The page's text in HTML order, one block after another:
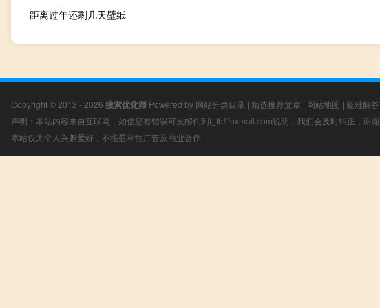
距离过年还剩几天壁纸
Copyright © 2012 - 2026 搜索优化师 Powered by 网站分类目录 | 精选推荐文章 | 网站地图 | 疑难解答
声明：本站内容来自互联网，如信息有错误可发邮件到f_fb#foxmail.com说明，我们会及时纠正，谢谢
本站仅为个人兴趣爱好，不接盈利性广告及商业合作